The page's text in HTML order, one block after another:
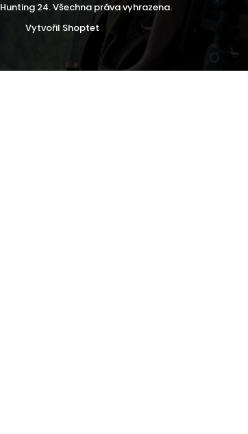
Vytvořil Shoptet
Hunting 24. Všechna práva vyhrazena.